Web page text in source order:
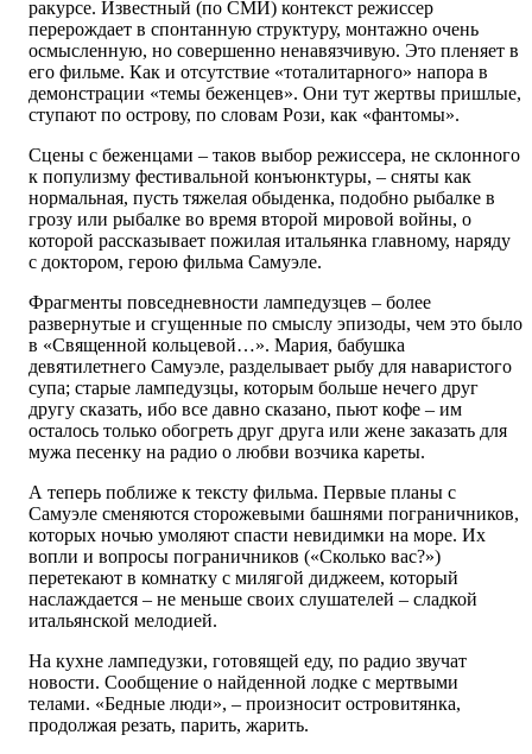
ракурсе. Известный (по СМИ) контекст режиссер
перерождает в спонтанную структуру, монтажно очень
осмысленную, но совершенно ненавязчивую. Это пленяет в
его фильме. Как и отсутствие «тоталитарного» напора в
демонстрации «темы беженцев». Они тут жертвы пришлые,
ступают по острову, по словам Рози, как «фантомы».
Сцены с беженцами – таков выбор режиссера, не склонного
к популизму фестивальной конъюнктуры, – сняты как
нормальная, пусть тяжелая обыденка, подобно рыбалке в
грозу или рыбалке во время второй мировой войны, о
которой рассказывает пожилая итальянка главному, наряду
с доктором, герою фильма Самуэле.
Фрагменты повседневности лампедузцев – более
развернутые и сгущенные по смыслу эпизоды, чем это было
в «Священной кольцевой…». Мария, бабушка
девятилетнего Самуэле, разделывает рыбу для наваристого
супа; старые лампедузцы, которым больше нечего друг
другу сказать, ибо все давно сказано, пьют кофе – им
осталось только обогреть друг друга или жене заказать для
мужа песенку на радио о любви возчика кареты.
А теперь поближе к тексту фильма. Первые планы с
Самуэле сменяются сторожевыми башнями пограничников,
которых ночью умоляют спасти невидимки на море. Их
вопли и вопросы пограничников («Сколько вас?»)
перетекают в комнатку с милягой диджеем, который
наслаждается – не меньше своих слушателей – сладкой
итальянской мелодией.
На кухне лампедузки, готовящей еду, по радио звучат
новости. Сообщение о найденной лодке с мертвыми
телами. «Бедные люди», – произносит островитянка,
продолжая резать, парить, жарить.